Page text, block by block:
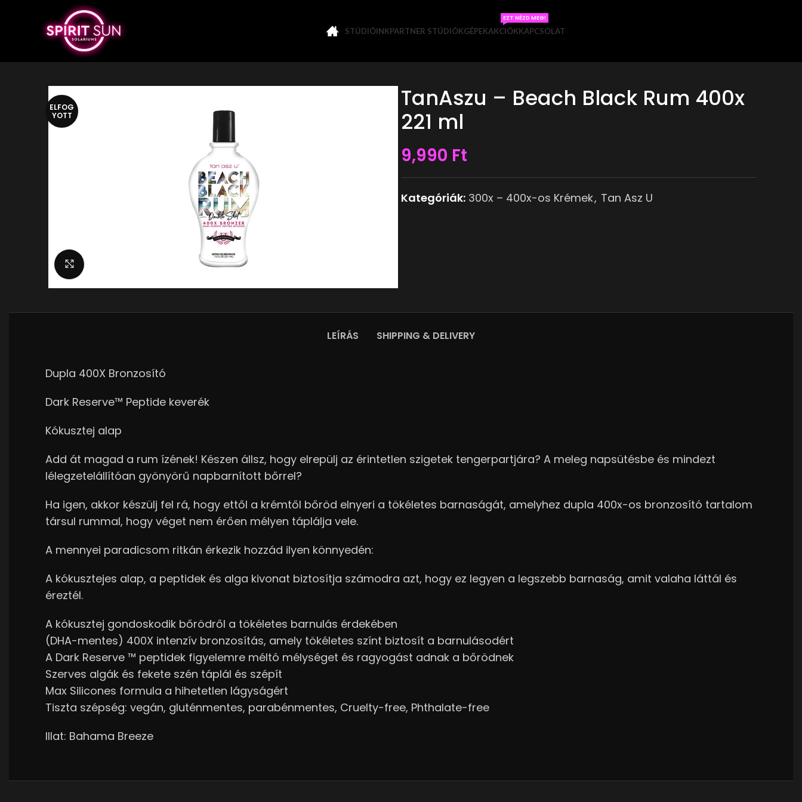
STÚDIÓINKPARTNER STÚDIÓKGÉPEKAKCIÓK
EZT NÉZD MEG!
KAPCSOLAT
ELFOG
YOTT
TanAszu – Beach Black Rum 400x
221 ml
9,990 Ft
Kategóriák: 300x – 400x-os Krémek, Tan Asz U
LEÍRÁS SHIPPING & DELIVERY
Dupla 400X Bronzosító
Dark Reserve™ Peptide keverék
Kókusztej alap
Add át magad a rum ízének! Készen állsz, hogy elrepülj az érintetlen szigetek tengerpartjára? A meleg napsütésbe és mindezt
lélegzetelállítóan gyönyörű napbarnított bőrrel?
Ha igen, akkor készülj fel rá, hogy ettől a krémtől bőröd elnyeri a tökéletes barnaságát, amelyhez dupla 400x-os bronzosító tartalom
társul rummal, hogy véget nem érően mélyen táplálja vele.
A mennyei paradicsom ritkán érkezik hozzád ilyen könnyedén:
A kókusztejes alap, a peptidek és alga kivonat biztosítja számodra azt, hogy ez legyen a legszebb barnaság, amit valaha láttál és
éreztél.
A kókusztej gondoskodik bőrödről a tökéletes barnulás érdekében
(DHA-mentes) 400X intenzív bronzosítás, amely tökéletes színt biztosít a barnulásodért
A Dark Reserve ™ peptidek figyelemre méltó mélységet és ragyogást adnak a bőrödnek
Szerves algák és fekete szén táplál és szépít
Max Silicones formula a hihetetlen lágyságért
Tiszta szépség: vegán, gluténmentes, parabénmentes, Cruelty-free, Phthalate-free
Illat: Bahama Breeze